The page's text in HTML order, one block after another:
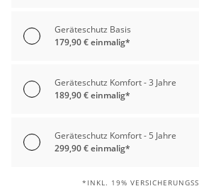
Geräteschutz Basis
179,90 € einmalig*
Geräteschutz Komfort - 3 Jahre
189,90 € einmalig*
Geräteschutz Komfort - 5 Jahre
299,90 € einmalig*
*INKL. 19%